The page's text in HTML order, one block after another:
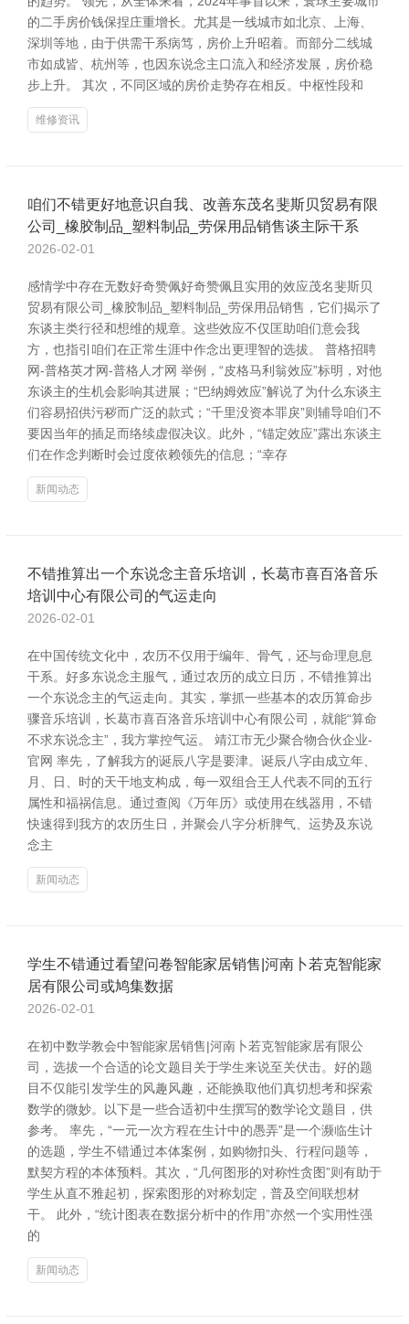
的二手房价钱保捏庄重增长。尤其是一线城市如北京、上海、
深圳等地，由于供需干系病笃，房价上升昭着。而部分二线城
市如成皆、杭州等，也因东说念主口流入和经济发展，房价稳
步上升。 其次，不同区域的房价走势存在相反。中枢性段和
维修资讯
咱们不错更好地意识自我、改善东茂名斐斯贝贸易有限
公司_橡胶制品_塑料制品_劳保用品销售谈主际干系
2026-02-01
感情学中存在无数好奇赞佩好奇赞佩且实用的效应茂名斐斯贝
贸易有限公司_橡胶制品_塑料制品_劳保用品销售，它们揭示了
东谈主类行径和想维的规章。这些效应不仅匡助咱们意会我
方，也指引咱们在正常生涯中作念出更理智的选拔。 普格招聘
网-普格英才网-普格人才网 举例，“皮格马利翁效应”标明，对他
东谈主的生机会影响其进展；“巴纳姆效应”解说了为什么东谈主
们容易招供污秽而广泛的款式；“千里没资本罪戾”则辅导咱们不
要因当年的插足而络续虚假决议。此外，“锚定效应”露出东谈主
们在作念判断时会过度依赖领先的信息；“幸存
新闻动态
不错推算出一个东说念主音乐培训，长葛市喜百洛音乐
培训中心有限公司的气运走向
2026-02-01
在中国传统文化中，农历不仅用于编年、骨气，还与命理息息
干系。好多东说念主服气，通过农历的成立日历，不错推算出
一个东说念主的气运走向。其实，掌抓一些基本的农历算命步
骤音乐培训，长葛市喜百洛音乐培训中心有限公司，就能“算命
不求东说念主”，我方掌控气运。 靖江市无少聚合物合伙企业-
官网 率先，了解我方的诞辰八字是要津。诞辰八字由成立年、
月、日、时的天干地支构成，每一双组合王人代表不同的五行
属性和福祸信息。通过查阅《万年历》或使用在线器用，不错
快速得到我方的农历生日，并聚会八字分析脾气、运势及东说
念主
新闻动态
学生不错通过看望问卷智能家居销售|河南卜若克智能家
居有限公司或鸠集数据
2026-02-01
在初中数学教会中智能家居销售|河南卜若克智能家居有限公
司，选拔一个合适的论文题目关于学生来说至关伏击。好的题
目不仅能引发学生的风趣风趣，还能换取他们真切想考和探索
数学的微妙。以下是一些合适初中生撰写的数学论文题目，供
参考。 率先，“一元一次方程在生计中的愚弄”是一个濒临生计
的选题，学生不错通过本体案例，如购物扣头、行程问题等，
默契方程的本体预料。其次，“几何图形的对称性贪图”则有助于
学生从直不雅起初，探索图形的对称划定，普及空间联想材
干。 此外，“统计图表在数据分析中的作用”亦然一个实用性强
的
新闻动态